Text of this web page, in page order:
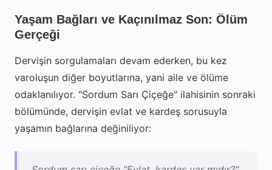
Yaşam Bağları ve Kaçınılmaz Son: Ölüm
Gerçeği
Dervişin sorgulamaları devam ederken, bu kez
varoluşun diğer boyutlarına, yani aile ve ölüme
odaklanılıyor. "Sordum Sarı Çiçeğe" ilahisinin sonraki
bölümünde, dervişin evlat ve kardeş sorusuyla
yaşamın bağlarına değiniliyor: